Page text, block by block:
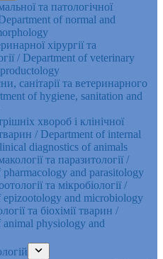
та патологічної
of normal and
хірургії та
/ Department of veterinary
санітарії та ветеринарного
of hygiene, sanitation and
хвороб і клінічної
/ Department of internal
diagnostics of animals
та паразитології /
pharmacology and parasitology
та мікробіології /
epizootology and microbiology
та біохімії тварин /
animal physiology and